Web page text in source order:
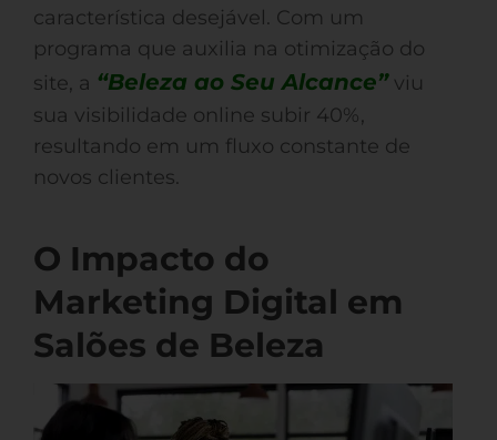
característica desejável. Com um
programa que auxilia na otimização do
site, a “Beleza ao Seu Alcance”viu
sua visibilidade online subir 40%,
resultando em um fluxo constante de
novos clientes.
O Impacto do
Marketing Digital em
Salões de Beleza